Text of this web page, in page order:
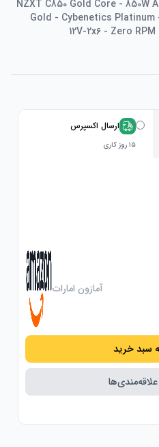
NZXT C850 Gold Core - 850W
Gold - Cybenetics Platinum
12V-2x6 - Zero
ارسال اکسپرس
۱۵ روز کاری
آمازون امارات
سبد خرید